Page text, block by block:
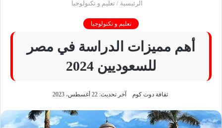
الرئيسية / تعليم و تكنولوجيا
تعليم و تكنولوجيا
أهم مميزات الدراسة في مصر
للسعوديين 2024
ثقافة دوت كوم آخر تحديث: 22 أغسطس، 2023